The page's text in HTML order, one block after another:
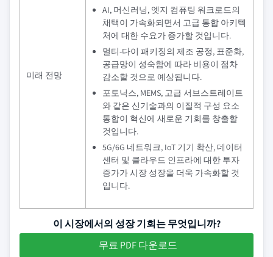
미래 전망
AI, 머신러닝, 엣지 컴퓨팅 워크로드의
채택이 가속화되면서 고급 통합 아키텍
처에 대한 수요가 증가할 것입니다.
멀티-다이 패키징의 제조 공정, 표준화,
공급망이 성숙함에 따라 비용이 점차
감소할 것으로 예상됩니다.
포토닉스, MEMS, 고급 서브스트레이트
와 같은 신기술과의 이질적 구성 요소
통합이 혁신에 새로운 기회를 창출할
것입니다.
5G/6G 네트워크, IoT 기기 확산, 데이터
센터 및 클라우드 인프라에 대한 투자
증가가 시장 성장을 더욱 가속화할 것
입니다.
이 시장에서의 성장 기회는 무엇입니까?
무료 PDF 다운로드